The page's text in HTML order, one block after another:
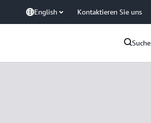
English Kontaktieren Sie uns
Suche